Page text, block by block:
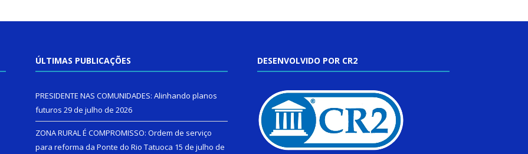
ÚLTIMAS PUBLICAÇÕES
PRESIDENTE NAS COMUNIDADES: Alinhando planos
futuros 29 de julho de 2026
ZONA RURAL É COMPROMISSO: Ordem de serviço
para reforma da Ponte do Rio Tatuoca 15 de julho de
DESENVOLVIDO POR CR2